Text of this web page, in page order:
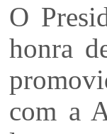
O
honra
com a